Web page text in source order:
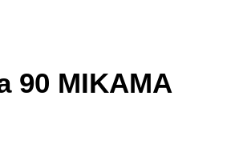
90 MIKAMA